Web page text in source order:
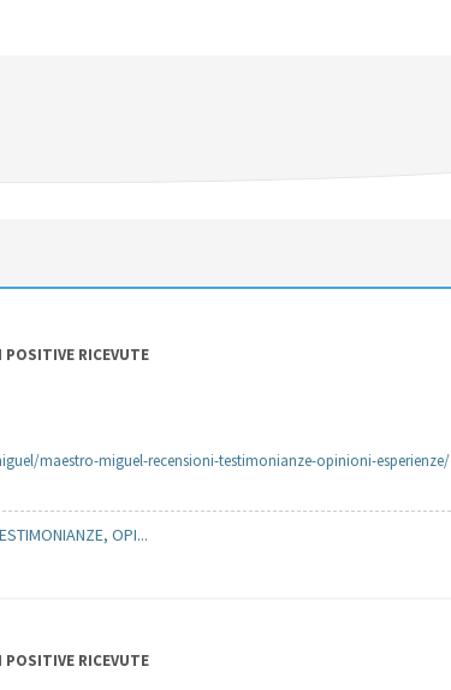
POSITIVE RICEVUTE
maestro-miguel-recensioni-testimonianze-opinioni-esperienze/
OPI...
POSITIVE RICEVUTE